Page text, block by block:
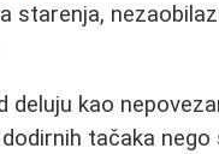
starenja,
deluju kao
tačaka